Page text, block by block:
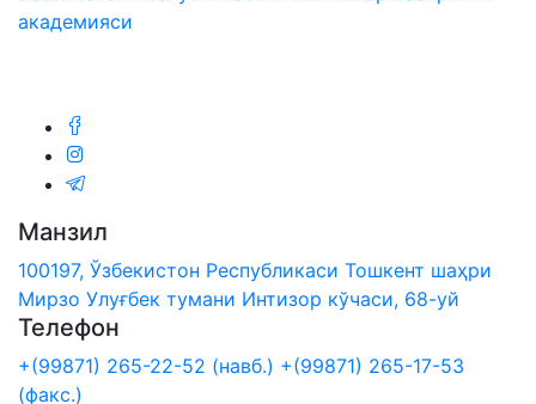
академияси
Манзил
100197, Ўзбекистон Республикаси Тошкент шаҳри
Мирзо Улуғбек тумани Интизор кўчаси, 68-уй
Телефон
+(99871) 265-22-52 (навб.) +(99871) 265-17-53
(факс.)